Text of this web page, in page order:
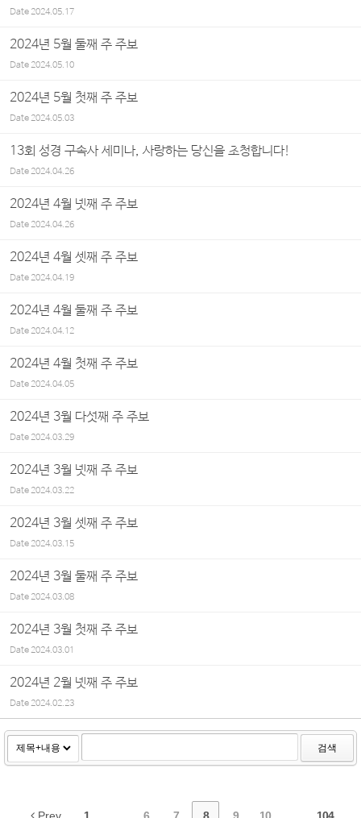
Date2024.05.17
2024년 5월 둘째 주 주보
Date2024.05.10
2024년 5월 첫째 주 주보
Date2024.05.03
13회 성경 구속사 세미나, 사랑하는 당신을 초청합니다!
Date2024.04.26
2024년 4월 넷째 주 주보
Date2024.04.26
2024년 4월 셋째 주 주보
Date2024.04.19
2024년 4월 둘째 주 주보
Date2024.04.12
2024년 4월 첫째 주 주보
Date2024.04.05
2024년 3월 다섯째 주 주보
Date2024.03.29
2024년 3월 넷째 주 주보
Date2024.03.22
2024년 3월 셋째 주 주보
Date2024.03.15
2024년 3월 둘째 주 주보
Date2024.03.08
2024년 3월 첫째 주 주보
Date2024.03.01
2024년 2월 넷째 주 주보
Date2024.02.23
검색